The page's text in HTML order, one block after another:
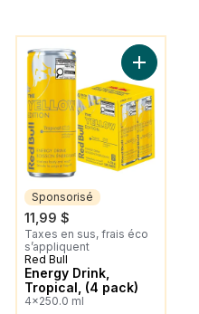
au panier
Vous Pourriez Aussi Aimer
Sponsorisé
11,99 $
Taxes en sus, frais éco
s’appliquent
Sponsorisé
Red Bull
Energy Drink,
Tropical, (4 pack)
4x250.0 ml
Ajouter